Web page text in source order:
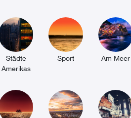
Städte
Amerikas
Sport Am Meer